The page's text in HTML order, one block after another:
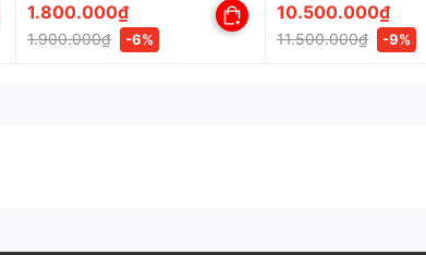
1.800.000₫
1.900.000₫ -6%
10.500.000₫
11.500.000₫ -9%